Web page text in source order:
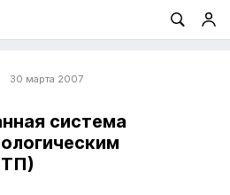
30 марта 2007
система